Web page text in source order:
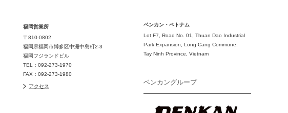
福岡営業所
〒810-0802
福岡県福岡市博多区中洲中島町2-3
福岡フジランドビル
TEL：092-273-1970
FAX：092-273-1980
アクセス
ベンカン・ベトナム
Lot F7, Road No. 01, Thuan Dao Industrial
Park Expansion, Long Cang Commune,
Tay Ninh Province, Vietnam
ベンカングループ